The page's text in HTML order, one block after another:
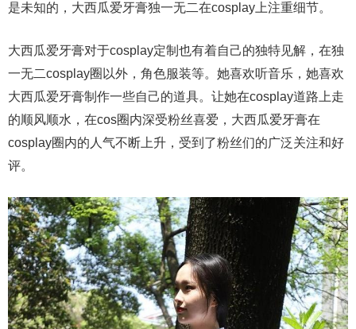
是未知的，大西瓜爱牙膏独一无二在cosplay上注重细节。
大西瓜爱牙膏对于cosplay定制也有着自己的独特见解，在独
一无二cosplay圈以外，角色服装等。她喜欢听音乐，她喜欢
大西瓜爱牙膏制作一些自己的道具。让她在cosplay道路上走
的顺风顺水，在cos圈内深受粉丝喜爱，大西瓜爱牙膏在
cosplay圈内的人气不断上升，受到了粉丝们的广泛关注和好
评。